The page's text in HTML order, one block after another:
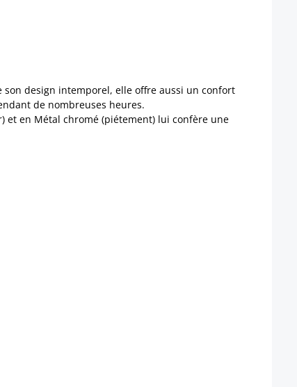
son design intemporel, elle offre aussi un confort
de nombreuses heures.
et en Métal chromé (piétement) lui confère une